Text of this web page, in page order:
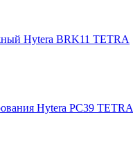
Hytera BRK11 TETRA
Hytera PC39 TETRA